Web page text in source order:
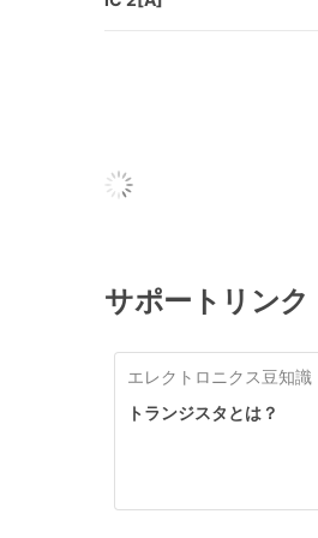
サポートリンク
エレクトロニクス豆知識
トランジスタとは？